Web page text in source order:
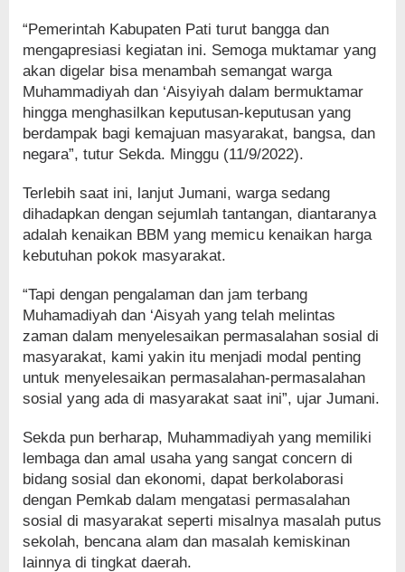
“Pemerintah Kabupaten Pati turut bangga dan
mengapresiasi kegiatan ini. Semoga muktamar yang
akan digelar bisa menambah semangat warga
Muhammadiyah dan ‘Aisyiyah dalam bermuktamar
hingga menghasilkan keputusan-keputusan yang
berdampak bagi kemajuan masyarakat, bangsa, dan
negara”, tutur Sekda. Minggu (11/9/2022).
Terlebih saat ini, lanjut Jumani, warga sedang
dihadapkan dengan sejumlah tantangan, diantaranya
adalah kenaikan BBM yang memicu kenaikan harga
kebutuhan pokok masyarakat.
“Tapi dengan pengalaman dan jam terbang
Muhamadiyah dan ‘Aisyah yang telah melintas
zaman dalam menyelesaikan permasalahan sosial di
masyarakat, kami yakin itu menjadi modal penting
untuk menyelesaikan permasalahan-permasalahan
sosial yang ada di masyarakat saat ini”, ujar Jumani.
Sekda pun berharap, Muhammadiyah yang memiliki
lembaga dan amal usaha yang sangat concern di
bidang sosial dan ekonomi, dapat berkolaborasi
dengan Pemkab dalam mengatasi permasalahan
sosial di masyarakat seperti misalnya masalah putus
sekolah, bencana alam dan masalah kemiskinan
lainnya di tingkat daerah.